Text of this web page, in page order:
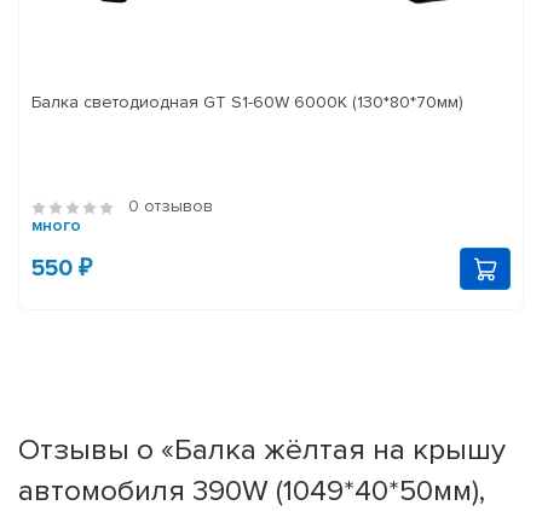
Балка светодиодная GT S1-60W 6000K (130*80*70мм)
0 отзывов
много
550 ₽
Отзывы о «Балка жёлтая на крышу
автомобиля 390W (1049*40*50мм),